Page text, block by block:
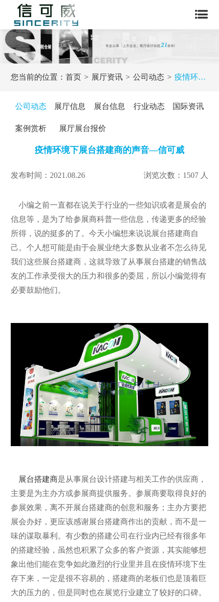
您当前的位置：首页 展厅资讯 公司动态 疫情环境下展台搭建商的声音—信可威
公司动态 展厅信息 展台信息 行业动态 国际资讯
案例赏析 展厅展台报价
疫情环境下展台搭建商的声音—信可威
发布时间：2021.08.26 浏览次数：1507 人
小编之前一直都在说关于行业的一些知识或者是展会的
信息等，是为了给参展商科普一些信息，传递更多的经验
所得，说的挺多的了。今天小编想来说说展台搭建商自
己。个人想可能是由于会展业绝大多数从业者不怎么待见
我们这些展台搭建商，这就导致了从事展台搭建的销售战
友的工作承受很大的压力和很多的委屈，所以小编觉得有
必要鼓励他们。
展台搭建商是从事展台设计搭建与相关工作的供应商，
主要是为主办方或参展商提供服务。参展商要取得良好的
参展效果，离不开展台搭建商的创意和服务；主办方要把
展会办好，更应该感谢展台搭建商作出的贡献，而不是一
味的谋取暴利。有少数的搭建公司在行业内已经有很多年
的搭建经验，虽然也积累了众多的客户资源，其实能够想
象出他们能在竞争如此激烈的行业里并且在疫情环境下生
存下来，一定是很不容易的，搭建商的老板们也是顶着巨
大的压力的，但是同时也在展览行业建立了较好的口碑。